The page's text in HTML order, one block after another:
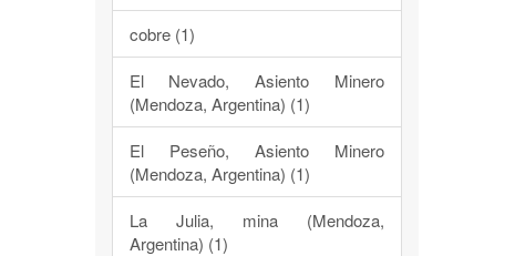
cobre (1)
El Nevado, Asiento Minero
(Mendoza, Argentina) (1)
El Peseño, Asiento Minero
(Mendoza, Argentina) (1)
La Julia, mina (Mendoza,
Argentina) (1)